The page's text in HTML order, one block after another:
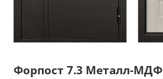
Форпост 7.3 Металл-МДФ